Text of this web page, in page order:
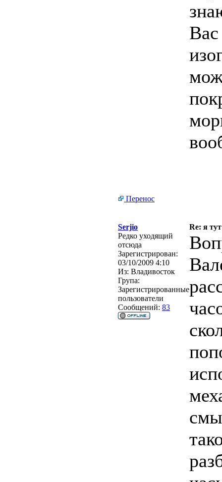
Вас
Перенос
Serjio
Re: я
Редко уходящий
отсюда
Зарегистрирован:
03/10/2009 4:10
Из: Владивосток
Група:
Зарегистрированные
пользователи
Сообщений: 83